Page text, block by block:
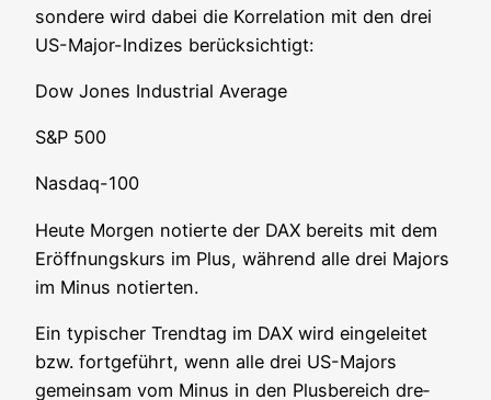
son­de­re wird dabei die Kor­re­la­ti­on mit den drei
US-Major-Indi­zes berücksichtigt:
Dow Jones Indus­tri­al Average
S&P 500
Nasdaq-100
Heu­te Mor­gen notier­te der DAX bereits mit dem
Eröff­nungs­kurs im Plus, wäh­rend alle drei Majors
im Minus notierten.
Ein typi­scher Trend­tag im DAX wird ein­ge­lei­tet
bzw. fort­ge­führt, wenn alle drei US-Majors
gemein­sam vom Minus in den Plus­be­reich dre­